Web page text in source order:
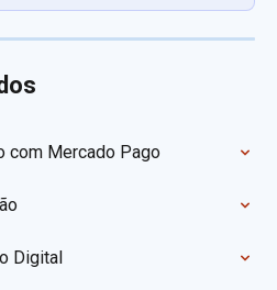
com Mercado Pago
Digital